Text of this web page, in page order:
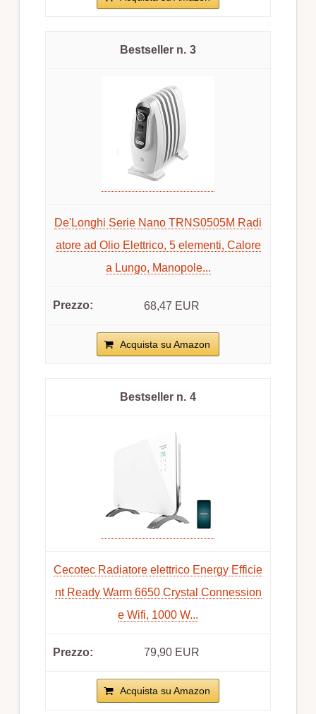
3
De'Longhi Serie Nano TRNS0505M Radi
atore ad Olio Elettrico, 5 elementi, Calore
a Lungo, Manopole...
68,47 EUR
Acquista su Amazon
4
Cecotec Radiatore elettrico Energy Efficie
nt Ready Warm 6650 Crystal Connession
e Wifi, 1000 W...
79,90 EUR
Acquista su Amazon